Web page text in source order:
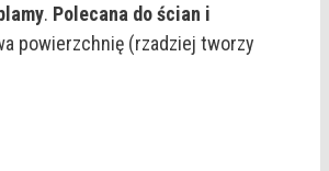
. Polecana do ścian i
powierzchnię (rzadziej tworzy